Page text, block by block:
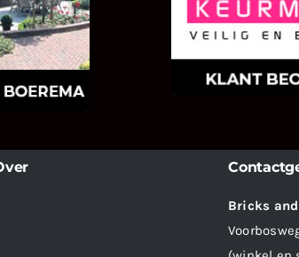
is en
in de
We zijn er
weten wat u
onze
Bricks